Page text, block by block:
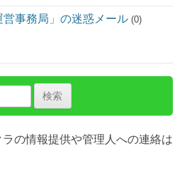
営事務局」の迷惑メール (0)
の情報提供や管理人への連絡は